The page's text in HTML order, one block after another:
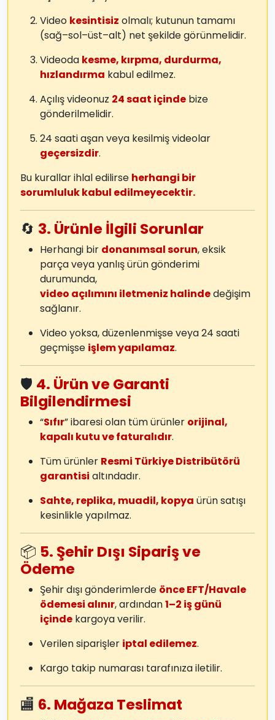
Video kesintisiz olmalı; kutunun tamamı
(sağ–sol–üst–alt) net şekilde görünmelidir.
Videoda kesme, kırpma, durdurma,
hızlandırma kabul edilmez.
Açılış videonuz 24 saat içinde bize
gönderilmelidir.
24 saati aşan veya kesilmiş videolar
geçersizdir.
Bu kurallar ihlal edilirse herhangi bir
sorumluluk kabul edilmeyecektir.
🔄 3. Ürünle İlgili Sorunlar
Herhangi bir donanımsal sorun, eksik
parça veya yanlış ürün gönderimi
durumunda,
video açılımını iletmeniz halindedeğişim
sağlanır.
Video yoksa, düzenlenmişse veya 24 saati
geçmişse işlem yapılamaz.
🛡️ 4. Ürün ve Garanti
Bilgilendirmesi
“Sıfır” ibaresi olan tüm ürünler orijinal,
kapalı kutu ve faturalıdır.
Tüm ürünler Resmi Türkiye Distribütörü
garantisi altındadır.
Sahte, replika, muadil, kopya ürün satışı
kesinlikle yapılmaz.
📦 5. Şehir Dışı Sipariş ve
Ödeme
Şehir dışı gönderimlerde önce EFT/Havale
ödemesi alınır, ardından1–2 iş günü
içinde kargoya verilir.
Verilen siparişler iptal edilemez.
Kargo takip numarası tarafınıza iletilir.
🏬 6. Mağaza Teslimat